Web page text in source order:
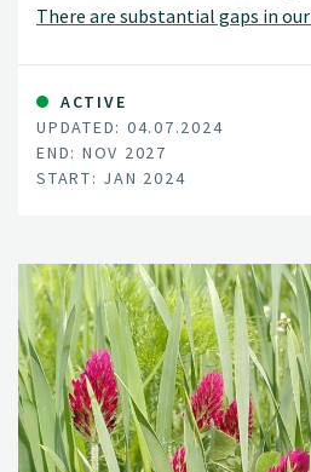
There are substantial gaps in
in Norway, what are the main
inoculum, and how onion fly
through the growing season.
ACTIVE
UPDATED: 04.07.2024
END: NOV 2027
START: JAN 2024